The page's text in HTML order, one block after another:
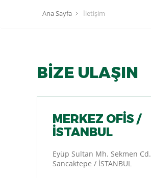
Ana Sayfa İletişim
BİZE ULAŞIN
MERKEZ OFIS /
İSTANBUL
Eyüp Sultan Mh. Sekmen
Sancaktepe / İSTANBUL